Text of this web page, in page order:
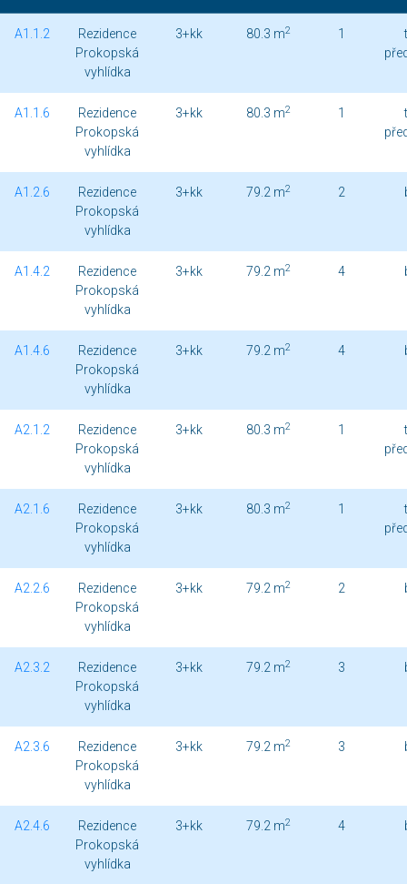
A1.1.2
Rezidence
Prokopská
vyhlídka
3+kk 80.3 m2 1
A1.1.6
Rezidence
Prokopská
vyhlídka
3+kk 80.3 m2 1
A1.2.6
Rezidence
Prokopská
vyhlídka
3+kk 79.2 m2 2
A1.4.2
Rezidence
Prokopská
vyhlídka
3+kk 79.2 m2 4
A1.4.6
Rezidence
Prokopská
vyhlídka
3+kk 79.2 m2 4
A2.1.2
Rezidence
Prokopská
vyhlídka
3+kk 80.3 m2 1
A2.1.6
Rezidence
Prokopská
vyhlídka
3+kk 80.3 m2 1
A2.2.6
Rezidence
Prokopská
vyhlídka
3+kk 79.2 m2 2
A2.3.2
Rezidence
Prokopská
vyhlídka
3+kk 79.2 m2 3
A2.3.6
Rezidence
Prokopská
vyhlídka
3+kk 79.2 m2 3
A2.4.6
Rezidence
Prokopská
vyhlídka
3+kk 79.2 m2 4